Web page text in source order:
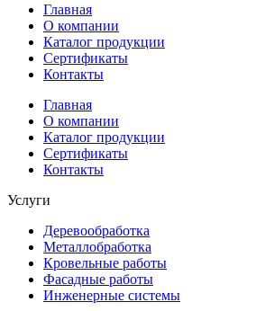
Главная
О компании
Каталог продукции
Сертификаты
Контакты
Главная
О компании
Каталог продукции
Сертификаты
Контакты
Услуги
Деревообработка
Металлобработка
Кровельные работы
Фасадные работы
Инженерные системы